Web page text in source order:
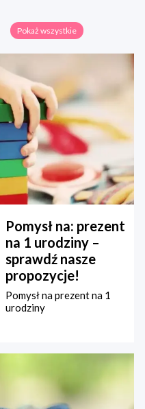
Pokaż wszystkie
Pomysł na: prezent
na 1 urodziny –
sprawdź nasze
propozycje!
Pomysł na prezent na 1
urodziny